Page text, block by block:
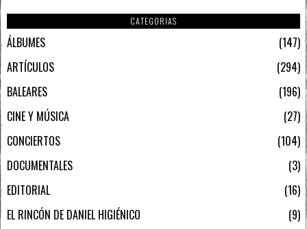
CATEGORIAS
ÁLBUMES
147
ARTÍCULOS
294
BALEARES
196
CINE Y MÚSICA
27
CONCIERTOS
104
DOCUMENTALES
3
EDITORIAL
16
EL RINCÓN DE DANIEL HIGIÉNICO
9